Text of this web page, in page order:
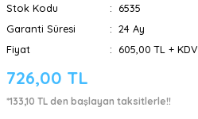
Stok Kodu
6535
Garanti Süresi
24 Ay
Fiyat
605,00 TL + KDV
726,00 TL
*133,10 TL den başlayan taksitlerle!!